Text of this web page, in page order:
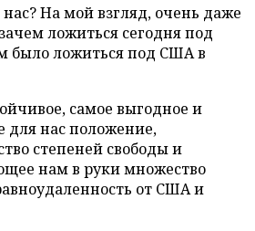
На мой взгляд, очень даже
ложиться сегодня под
было ложиться под США в
самое выгодное и
для нас положение,
степеней свободы и
нам в руки множество
от США и